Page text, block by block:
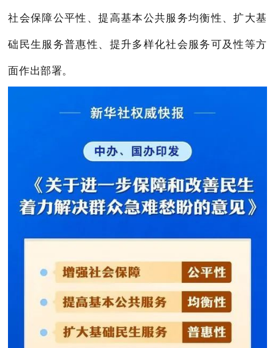
社会保障公平性、提高基本公共服务均衡性、扩大基
础民生服务普惠性、提升多样化社会服务可及性等方
面作出部署。